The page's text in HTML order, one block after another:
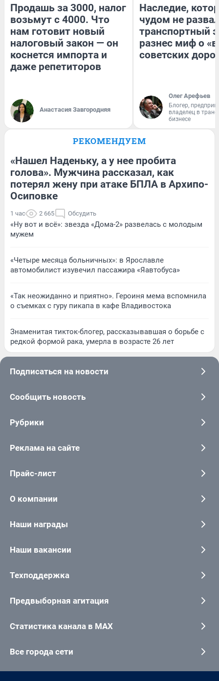
Продашь за 3000, налог
возьмут с 4000. Что
нам готовит новый
налоговый закон — он
коснется импорта и
даже репетиторов
Анастасия Завгородняя
Наследие,
чудом не
транспортный
разнес миф о
советских
Олег Арефьев
Блогер,
владелец в
бизнесе
РЕКОМЕНДУЕМ
«Нашел Наденьку, а у нее пробита
голова». Мужчина рассказал, как
потерял жену при атаке БПЛА в Архипо-
Осиповке
1 час 2 665 Обсудить
«Ну вот и всё»: звезда «Дома-2» развелась с молодым
мужем
«Четыре месяца больничных»: в Ярославле
автомобилист изувечил пассажира «Яавтобуса»
«Так неожиданно и приятно». Героиня мема вспомнила
о съемках с гуру пикапа в кафе Владивостока
Знаменитая тикток-блогер, рассказывавшая о борьбе с
редкой формой рака, умерла в возрасте 26 лет
Подписаться на новости
Сообщить новость
Рубрики
Реклама на сайте
Прайс-лист
О компании
Наши награды
Наши вакансии
Техподдержка
Предвыборная агитация
Статистика канала в MAX
Все города сети